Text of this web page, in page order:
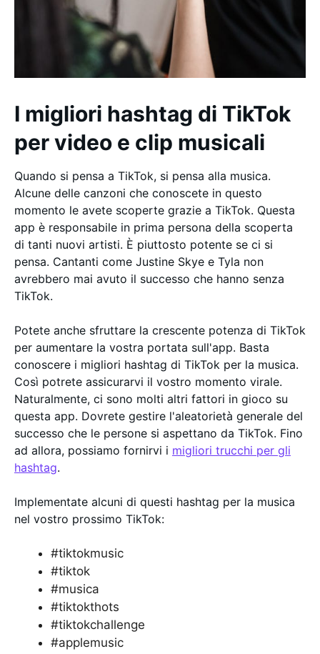
I migliori hashtag di TikTok
per video e clip musicali
Quando si pensa a TikTok, si pensa alla musica.
Alcune delle canzoni che conoscete in questo
momento le avete scoperte grazie a TikTok. Questa
app è responsabile in prima persona della scoperta
di tanti nuovi artisti. È piuttosto potente se ci si
pensa. Cantanti come Justine Skye e Tyla non
avrebbero mai avuto il successo che hanno senza
TikTok.
Potete anche sfruttare la crescente potenza di TikTok
per aumentare la vostra portata sull'app. Basta
conoscere i migliori hashtag di TikTok per la musica.
Così potrete assicurarvi il vostro momento virale.
Naturalmente, ci sono molti altri fattori in gioco su
questa app. Dovrete gestire l'aleatorietà generale del
successo che le persone si aspettano da TikTok. Fino
ad allora, possiamo fornirvi i migliori trucchi per gli
hashtag.
Implementate alcuni di questi hashtag per la musica
nel vostro prossimo TikTok:
#tiktokmusic
#tiktok
#musica
#tiktokthots
#tiktokchallenge
#applemusic